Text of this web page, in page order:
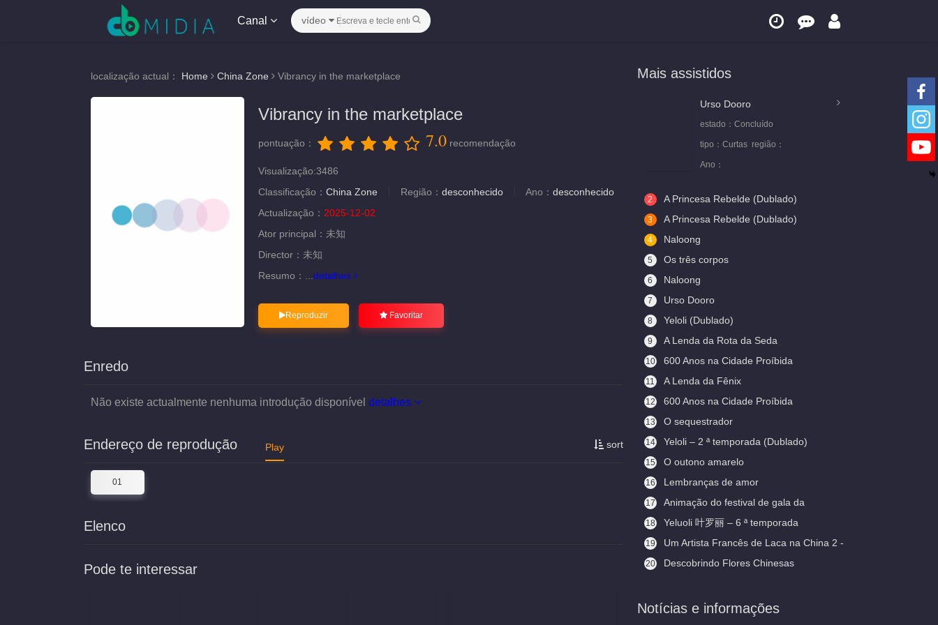
Canal vídeo
localização actual： Home China Zone Vibrancy in the marketplace
Vibrancy in the marketplace
pontuação： 7.0 recomendação
Visualização:3486
Classificação： China Zone Região： desconhecido Ano： desconhecido
Actualização： 2025-12-02
Ator principal： 未知
Director： 未知
Resumo：
detalhes
Reproduzir Favoritar
Enredo
Não existe actualmente nenhuma introdução disponível detalhes
sort
Endereço de reprodução Play
01
Elenco
Pode te interessar
Mais assistidos
Urso Dooro
estado： Concluído
tipo： Curtas região：
Ano：
2 A Princesa Rebelde (Dublado)
3 A Princesa Rebelde (Dublado)
4 Naloong
5 Os três corpos
6 Naloong
7 Urso Dooro
8 Yeloli (Dublado)
9 A Lenda da Rota da Seda
10
600 Anos na Cidade Proíbida
(Legendado)
11 A Lenda da Fênix
12 600 Anos na Cidade Proíbida
13 O sequestrador
14 Yeloli – 2 ª temporada (Dublado)
15 O outono amarelo
16 Lembranças de amor
17
Animação do festival de gala da
primavera
18
Yeluoli 叶罗丽 – 6 ª temporada
(Legendado)
19
Um Artista Francês de Laca na China 2 -
Aceitando Aprendizes
20
Descobrindo Flores Chinesas
Notícias e informações